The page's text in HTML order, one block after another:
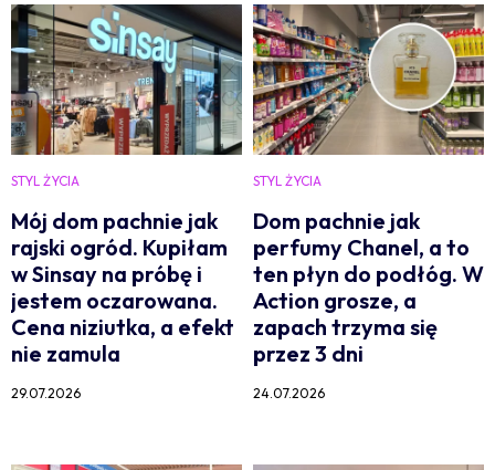
STYL ŻYCIA
Mój dom pachnie jak
rajski ogród. Kupiłam
w Sinsay na próbę i
jestem oczarowana.
Cena niziutka, a efekt
nie zamula
29.07.2026
STYL ŻYCIA
Dom pachnie jak
perfumy Chanel, a to
ten płyn do podłóg. W
Action grosze, a
zapach trzyma się
przez 3 dni
24.07.2026